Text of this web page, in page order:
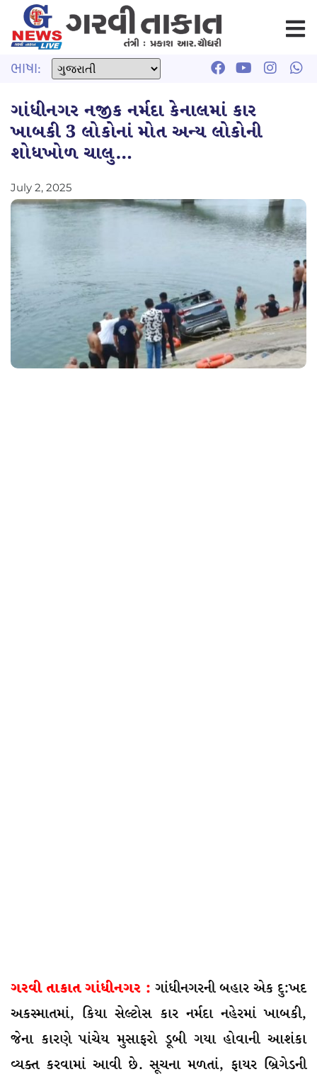
ભાષા:
ગાંધીનગર નજીક નર્મદા કેનાલમાં કાર
ખાબકી 3 લોકોનાં મોત અન્ય લોકોની
શોધખોળ ચાલુ…
July 2, 2025
ગરવી તાકાત ગાંધીનગર : ગાંધીનગરની બહાર એક દુ:ખદ
અકસ્માતમાં, કિયા સેલ્ટોસ કાર નર્મદા નહેરમાં ખાબકી,
જેના કારણે પાંચેય મુસાફરો ડૂબી ગયા હોવાની આશંકા
વ્યક્ત કરવામાં આવી છે. સૂચના મળતાં, ફાયર બ્રિગેડની